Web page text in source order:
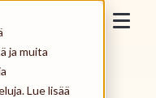
ja muita
Lue lisää
(3)